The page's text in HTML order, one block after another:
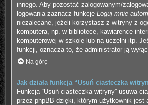
innego. Aby pozostać zalogowanym/
logowania zaznacz funkcję Loguj mnie
niezalecane, jeżeli korzystasz z witryny z
komputera, np. w bibliotece, kawiarence
komputerowej w szkole lub na uczelni itp.
funkcji, oznacza to, że administrator ją
Na górę
Jak działa funkcja “Usuń ciasteczka
Funkcja “Usuń ciasteczka witryny” usuwa
przez phpBB dzięki, którym użytkownik jest